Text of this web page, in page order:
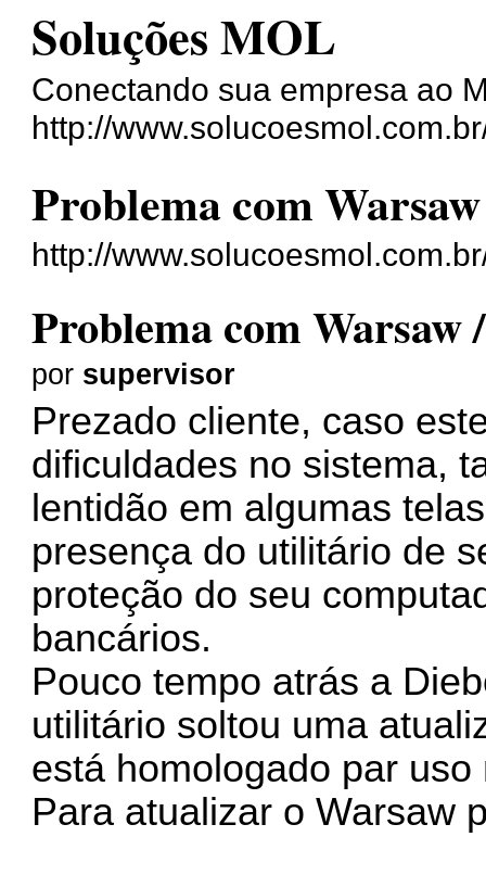
Soluções MOL
Conectando sua empresa ao
http://
Problema com
http://
Problema com Warsaw
por supervisor
Prezado cliente, caso
dificuldades no sistema,
lentidão em algumas
presença do utilitário de
proteção do seu
bancários.
Pouco tempo atrás a
utilitário soltou uma
está homologado par
Para atualizar o Warsaw